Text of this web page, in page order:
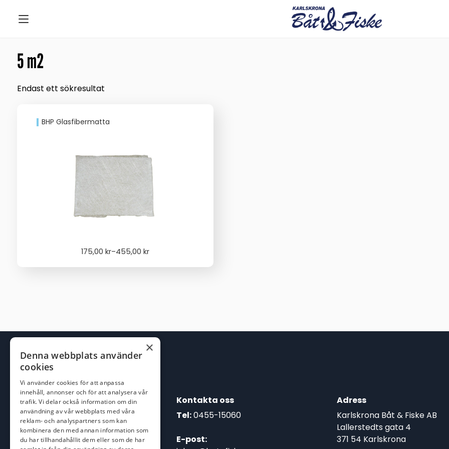
5 m2
Endast ett sökresultat
BHP Glasfibermatta
175,00 kr–455,00 kr
Price
Kontakta oss
Tel:0455-15060
E-post:
Adress
Karlskrona Båt & Fiske AB
Lallerstedts gata 4
371 54 Karlskrona
×
Denna webbplats använder
cookies
Vi använder cookies för att anpassa
innehåll, annonser och för att analysera vår
trafik. Vi delar också information om din
användning av vår webbplats med våra
reklam- och analyspartners som kan
kombinera den med annan information som
du har tillhandahållit dem eller som de har